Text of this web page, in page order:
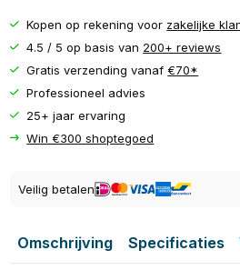
Kopen op rekening voor zakelijke
4.5 / 5 op basis van 200+ reviews
Gratis verzending vanaf€70*
Professioneel advies
25+ jaar ervaring
Win €300 shoptegoed
Veilig betalen
Omschrijving Specificaties